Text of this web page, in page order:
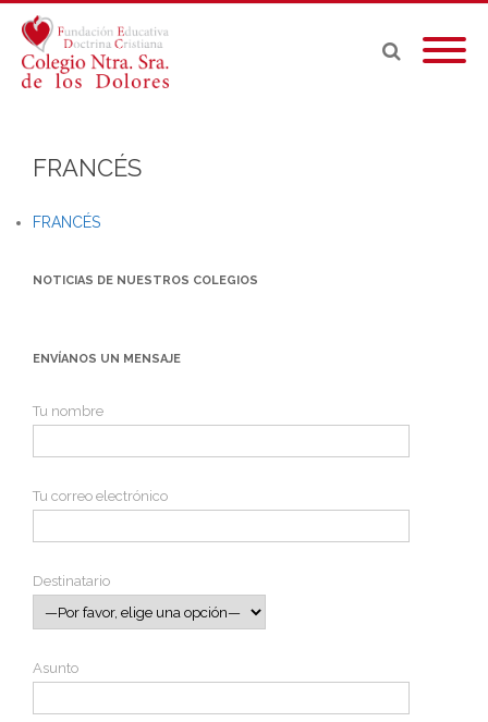
FRANCÉS
FRANCÉS
NOTICIAS DE NUESTROS COLEGIOS
ENVÍANOS UN MENSAJE
Tu nombre
Tu correo electrónico
Destinatario
Asunto